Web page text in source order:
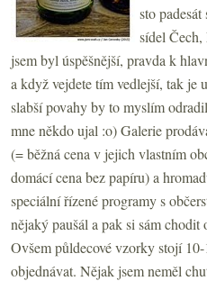
sto
sídel
jsem byl úspěšnější, pravda k
a když vejdete tím vedlejší, tak je
slabší povahy by to myslím
mne někdo ujal :o) Galerie
(= běžná cena v jejich vlastním
domácí cena bez papíru) a
speciální řízené programy s
nějaký paušál a pak si sám
Ovšem půldecové vzorky stojí
objednávat. Nějak jsem neměl